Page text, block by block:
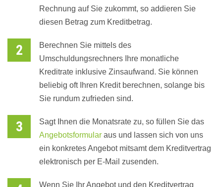
Rechnung auf Sie zukommt, so addieren Sie
diesen Betrag zum Kreditbetrag.
Berechnen Sie mittels des
Umschuldungsrechners Ihre monatliche
Kreditrate inklusive Zinsaufwand. Sie können
beliebig oft Ihren Kredit berechnen, solange bis
Sie rundum zufrieden sind.
Sagt Ihnen die Monatsrate zu, so füllen Sie das
Angebotsformular aus und lassen sich von uns
ein konkretes Angebot mitsamt dem Kreditvertrag
elektronisch per E-Mail zusenden.
Wenn Sie Ihr Angebot und den Kreditvertrag